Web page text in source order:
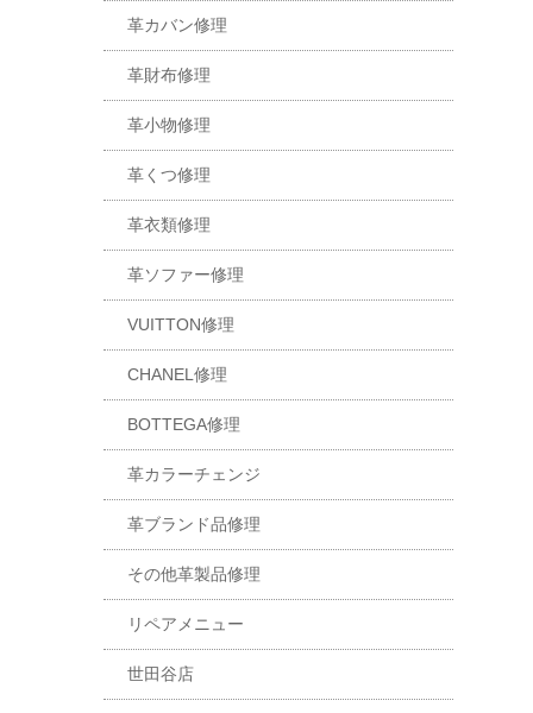
革カバン修理
革財布修理
革小物修理
革くつ修理
革衣類修理
革ソファー修理
VUITTON修理
CHANEL修理
BOTTEGA修理
革カラーチェンジ
革ブランド品修理
その他革製品修理
リペアメニュー
世田谷店